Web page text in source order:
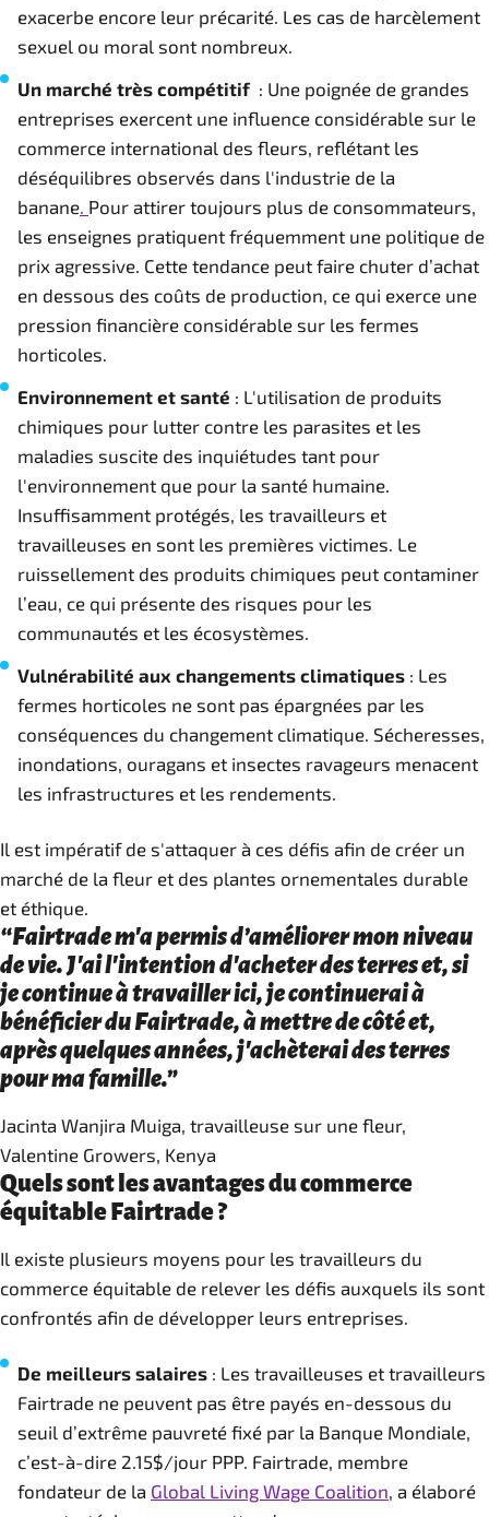
exacerbe encore leur précarité. Les cas de harcèlement
sexuel ou moral sont nombreux.
Un marché très compétitif : Une poignée de grandes
entreprises exercent une influence considérable sur le
commerce international des fleurs, reflétant les
déséquilibres observés dans l'industrie de la
banane. Pour attirer toujours plus de consommateurs,
les enseignes pratiquent fréquemment une politique de
prix agressive. Cette tendance peut faire chuter d’achat
en dessous des coûts de production, ce qui exerce une
pression financière considérable sur les fermes
horticoles.
Environnement et santé : L'utilisation de produits
chimiques pour lutter contre les parasites et les
maladies suscite des inquiétudes tant pour
l'environnement que pour la santé humaine.
Insuffisamment protégés, les travailleurs et
travailleuses en sont les premières victimes. Le
ruissellement des produits chimiques peut contaminer
l’eau, ce qui présente des risques pour les
communautés et les écosystèmes.
Vulnérabilité aux changements climatiques : Les
fermes horticoles ne sont pas épargnées par les
conséquences du changement climatique. Sécheresses,
inondations, ouragans et insectes ravageurs menacent
les infrastructures et les rendements.
Il est impératif de s'attaquer à ces défis afin de créer un
marché de la fleur et des plantes ornementales durable
et éthique.
“Fairtrade m'a permis d’améliorer mon niveau
de vie. J'ai l'intention d'acheter des terres et, si
je continue à travailler ici, je continuerai à
bénéficier du Fairtrade, à mettre de côté et,
après quelques années, j'achèterai des terres
pour ma famille.”
Jacinta Wanjira Muiga, travailleuse sur une fleur,
Valentine Growers, Kenya
Quels sont les avantages du commerce
équitable Fairtrade ?
Il existe plusieurs moyens pour les travailleurs du
commerce équitable de relever les défis auxquels ils sont
confrontés afin de développer leurs entreprises.
De meilleurs salaires : Les travailleuses et travailleurs
Fairtrade ne peuvent pas être payés en-dessous du
seuil d’extrême pauvreté fixé par la Banque Mondiale,
c’est-à-dire 2.15$/jour PPP. Fairtrade, membre
fondateur de la Global Living Wage Coalition, a élaboré